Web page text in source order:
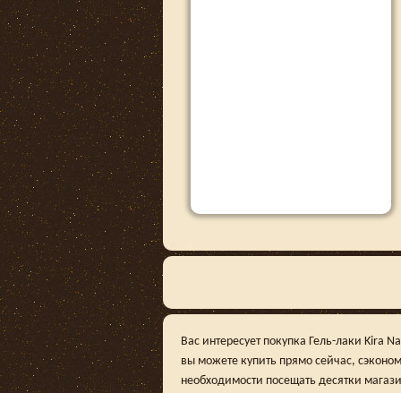
Вас интересует покупка Гель-лаки Kira
вы можете купить прямо сейчас,
необходимости посещать десятки